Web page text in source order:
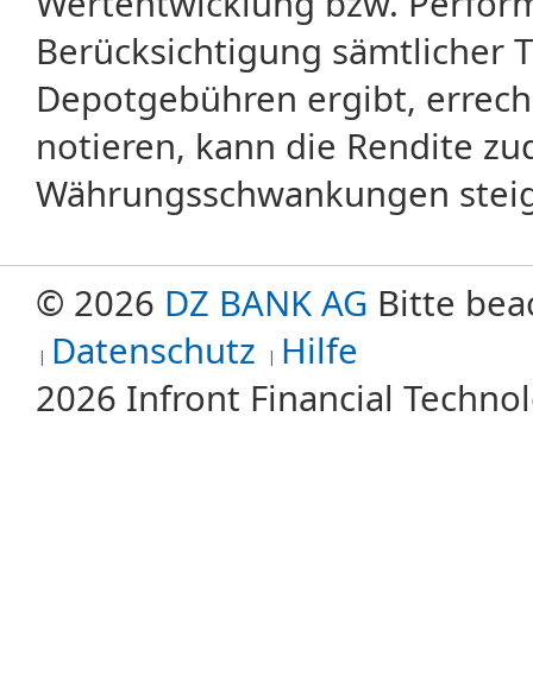
Berücksichtigung sämtlicher
Depotgebühren ergibt,
notieren, kann die Rendite
Währungsschwankungen
© 2026 DZ BANK AG Bitte
Datenschutz Hilfe
2026 Infront Financial